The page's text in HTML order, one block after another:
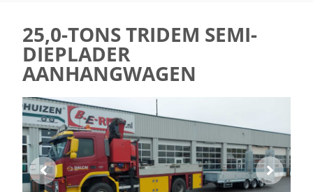
25,0-TONS TRIDEM SEMI-
DIEPLADER
AANHANGWAGEN